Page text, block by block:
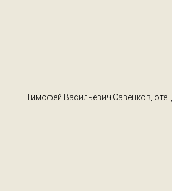
Тимофей Васильевич Савенков, отец